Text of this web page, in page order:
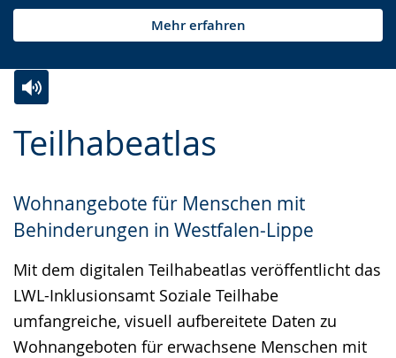
Mehr erfahren
Teilhabeatlas
Wohnangebote für Menschen mit
Behinderungen in Westfalen-Lippe
Mit dem digitalen Teilhabeatlas veröffentlicht das
LWL-Inklusionsamt Soziale Teilhabe
umfangreiche, visuell aufbereitete Daten zu
Wohnangeboten für erwachsene Menschen mit
Leichten
wechseln.
Audio-
Video
Deutscher
Gebärdensprache
angezeigt.